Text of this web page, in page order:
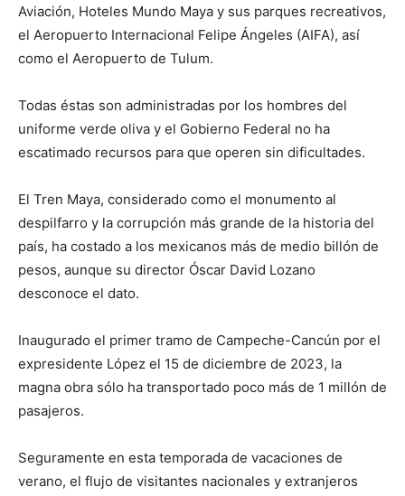
Aviación, Hoteles Mundo Maya y sus parques recreativos,
el Aeropuerto Internacional Felipe Ángeles (AIFA), así
como el Aeropuerto de Tulum.
Todas éstas son administradas por los hombres del
uniforme verde oliva y el Gobierno Federal no ha
escatimado recursos para que operen sin dificultades.
El Tren Maya, considerado como el monumento al
despilfarro y la corrupción más grande de la historia del
país, ha costado a los mexicanos más de medio billón de
pesos, aunque su director Óscar David Lozano
desconoce el dato.
Inaugurado el primer tramo de Campeche-Cancún por el
expresidente López el 15 de diciembre de 2023, la
magna obra sólo ha transportado poco más de 1 millón de
pasajeros.
Seguramente en esta temporada de vacaciones de
verano, el flujo de visitantes nacionales y extranjeros